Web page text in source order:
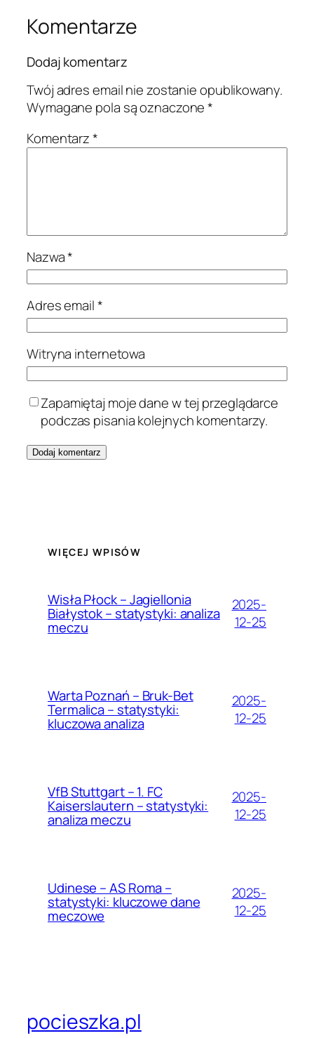
Komentarze
Dodaj komentarz
Twój adres email nie zostanie opublikowany.
Wymagane pola są oznaczone*
Komentarz*
Nazwa*
Adres email*
Witryna internetowa
Zapamiętaj moje dane w tej przeglądarce
podczas pisania kolejnych komentarzy.
WIĘCEJ WPISÓW
Wisła Płock – Jagiellonia
Białystok – statystyki: analiza
meczu
2025-
12-25
Warta Poznań – Bruk-Bet
Termalica – statystyki:
kluczowa analiza
2025-
12-25
VfB Stuttgart – 1. FC
Kaiserslautern – statystyki:
analiza meczu
2025-
12-25
Udinese – AS Roma –
statystyki: kluczowe dane
meczowe
2025-
12-25
pocieszka.pl